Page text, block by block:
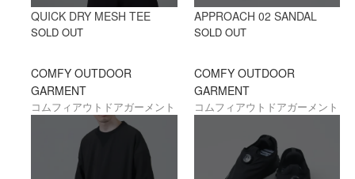
QUICK DRY MESH TEE
SOLD OUT
APPROACH 02 SANDAL
SOLD OUT
COMFY OUTDOOR
GARMENT
コムフィアウトドアガーメント
COMFY OUTDOOR
GARMENT
コムフィアウトドアガーメント